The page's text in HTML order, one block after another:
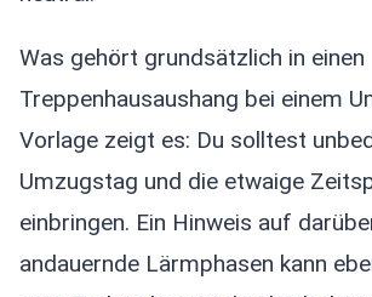
Was gehört grundsätzlich in einen
Treppenhausaushang bei einem
Vorlage zeigt es: Du solltest
Umzugstag und die etwaige
einbringen. Ein Hinweis auf
andauernde Lärmphasen kann